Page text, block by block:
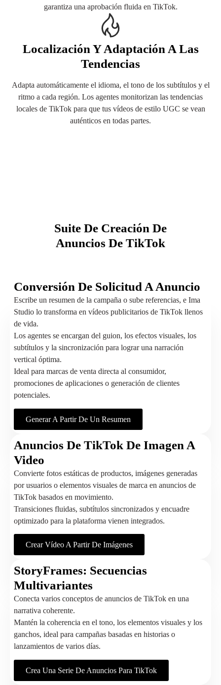
garantiza una aprobación fluida en TikTok.
Localización Y Adaptación A Las
Tendencias
Adapta automáticamente el idioma, el tono de los subtítulos y el
ritmo a cada región. Los agentes monitorizan las tendencias
locales de TikTok para que tus vídeos de estilo UGC se vean
auténticos en todas partes.
Suite De Creación De
Anuncios De TikTok
Conversión De Solicitud A Anuncio
Escribe un resumen de la campaña o sube referencias, e Ima
Studio lo transforma en vídeos publicitarios de TikTok llenos
de vida.
Los agentes se encargan del guion, los efectos visuales, los
subtítulos y la sincronización para lograr una narración
vertical óptima.
Ideal para marcas de venta directa al consumidor,
promociones de aplicaciones o generación de clientes
potenciales.
Generar A Partir De Un Resumen
Anuncios De TikTok De Imagen A
Video
Convierte fotos estáticas de productos, imágenes generadas
por usuarios o elementos visuales de marca en anuncios de
TikTok basados en movimiento.
Transiciones fluidas, subtítulos sincronizados y encuadre
optimizado para la plataforma vienen integrados.
Crear Vídeo A Partir De Imágenes
StoryFrames: Secuencias
Multivariantes
Conecta varios conceptos de anuncios de TikTok en una
narrativa coherente.
Mantén la coherencia en el tono, los elementos visuales y los
ganchos, ideal para campañas basadas en historias o
lanzamientos de varios días.
Crea Una Serie De Anuncios Para TikTok